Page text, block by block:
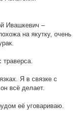
Ивашкевич –
на якутку, очень
Я в связке с
всё делает.
её уговариваю.